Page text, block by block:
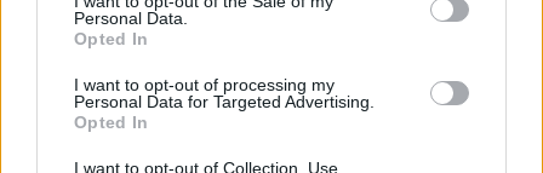
Personal Data.
Opted In
I want to opt-out of processing my
Personal Data for Targeted Advertising.
Opted In
I want to opt-out of Collection, Use,
32 laipsnių šilumos